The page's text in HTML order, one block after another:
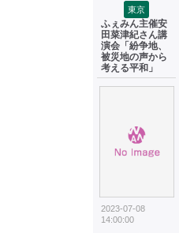
東京
ふぇみん主催安
田菜津紀さん講
演会「紛争地、
被災地の声から
考える平和」
2023-07-08
14:00:00